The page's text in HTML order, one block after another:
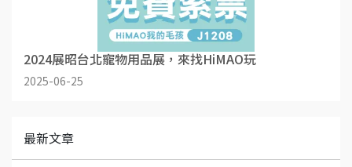
2024展昭台北寵物用品展，來找HiMAO玩
2025-06-25
最新文章